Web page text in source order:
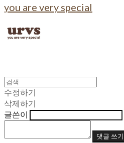
you are very special
수정하기
삭제하기
글쓴이
댓글 쓰기